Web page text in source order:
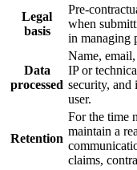
Legal
basis
Pre-
when
in managing
Data
processed
Name,
IP or
security,
user.
Retention
For the time
maintain a
claims,